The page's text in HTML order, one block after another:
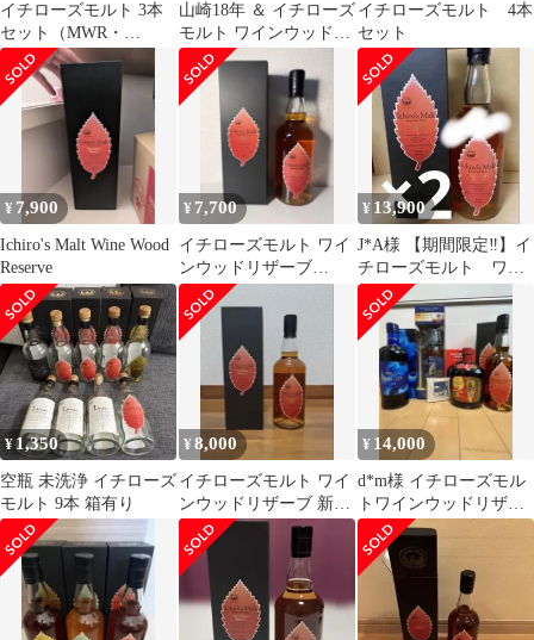
イチローズモルト 3本
セット（MWR・
WWR・リミテッドエデ
ィション）
山崎18年 ＆ イチローズ
モルト ワインウッドリ
ザーブ 空箱
イチローズモルト 4本
セット
¥ 7,900
Ichiro's Malt Wine Wood
Reserve
¥ 7,700
イチローズモルト ワイ
ンウッドリザーブ
WWR 700ml 46% 未開
栓 箱付
¥ 13,900
J*A様 【期間限定‼️】イ
チローズモルト ワイ
ンウッドリザーヴ
700ml 2
¥1,350
空瓶 未洗浄 イチローズ
モルト 9本 箱有り
¥8,000
イチローズモルト ワイ
ンウッドリザーブ 新品
未開封
¥ 14,000
d*m様 イチローズモル
トワインウッドリザー
ブ 計4本